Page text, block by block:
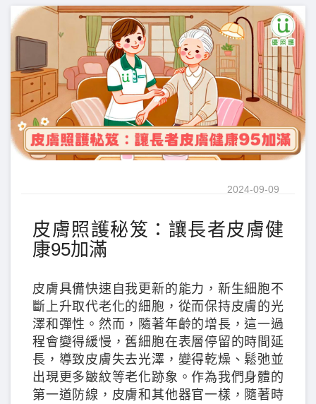
2024-09-09
皮膚照護秘笈：讓長者皮膚健
康95加滿
皮膚具備快速自我更新的能力，新生細胞不
斷上升取代老化的細胞，從而保持皮膚的光
澤和彈性。然而，隨著年齡的增長，這一過
程會變得緩慢，舊細胞在表層停留的時間延
長，導致皮膚失去光澤，變得乾燥、鬆弛並
出現更多皺紋等老化跡象。作為我們身體的
第一道防線，皮膚和其他器官一樣，隨著時